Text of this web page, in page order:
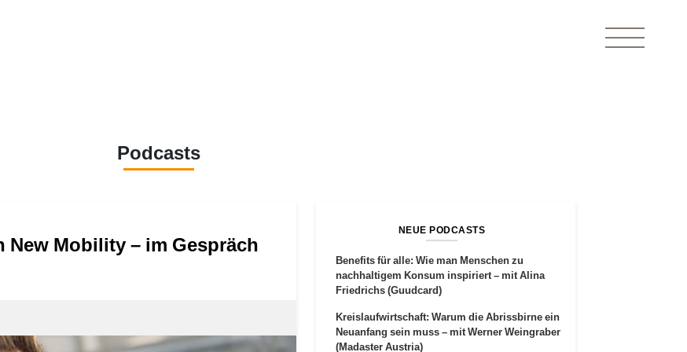
Podcasts
Mobility – im Gespräch
NEUE PODCASTS
Benefits für alle: Wie man Menschen zu
nachhaltigem Konsum inspiriert – mit Alina
Friedrichs (Guudcard)
Kreislaufwirtschaft: Warum die Abrissbirne ein
Neuanfang sein muss – mit Werner Weingraber
(Madaster Austria)